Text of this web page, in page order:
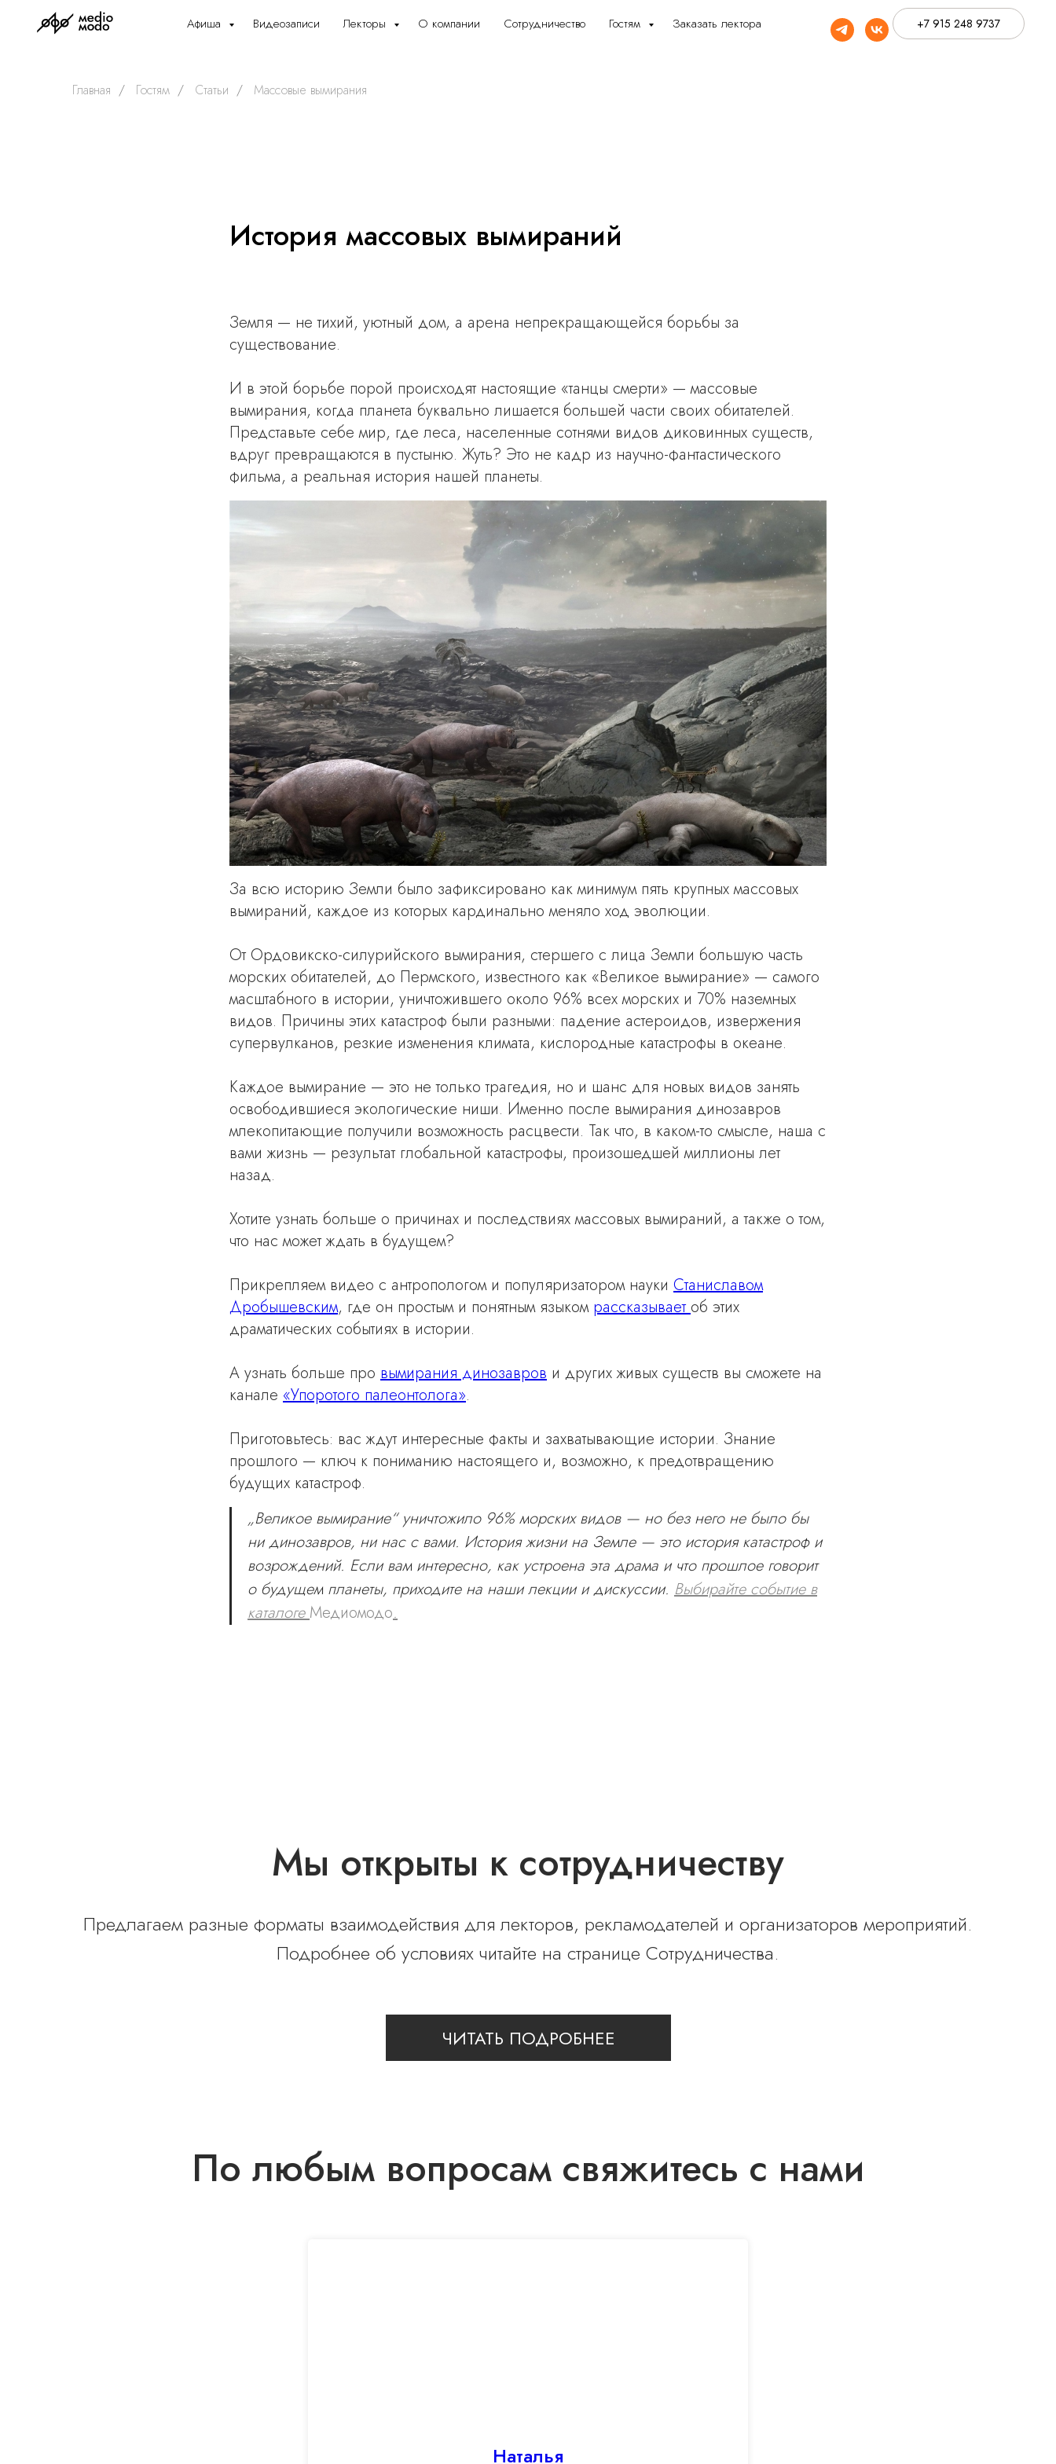
Афиша Видеозаписи Лекторы О компании Сотрудничество Гостям Заказать лектора +7 915 248 9737
Главная / Гостям / Статьи / Массовые вымирания
История массовых вымираний
Земля — не тихий, уютный дом, а арена непрекращающейся борьбы за
существование.
И в этой борьбе порой происходят настоящие «танцы смерти» — массовые
вымирания, когда планета буквально лишается большей части своих обитателей.
Представьте себе мир, где леса, населенные сотнями видов диковинных существ,
вдруг превращаются в пустыню. Жуть? Это не кадр из научно-фантастического
фильма, а реальная история нашей планеты.
За всю историю Земли было зафиксировано как минимум пять крупных массовых
вымираний, каждое из которых кардинально меняло ход эволюции.
От Ордовикско-силурийского вымирания, стершего с лица Земли большую часть
морских обитателей, до Пермского, известного как «Великое вымирание» — самого
масштабного в истории, уничтожившего около 96% всех морских и 70% наземных
видов. Причины этих катастроф были разными: падение астероидов, извержения
супервулканов, резкие изменения климата, кислородные катастрофы в океане.
Каждое вымирание — это не только трагедия, но и шанс для новых видов занять
освободившиеся экологические ниши. Именно после вымирания динозавров
млекопитающие получили возможность расцвести. Так что, в каком-то смысле, наша с
вами жизнь — результат глобальной катастрофы, произошедшей миллионы лет
назад.
Хотите узнать больше о причинах и последствиях массовых вымираний, а также о том,
что нас может ждать в будущем?
Прикрепляем видео с антропологом и популяризатором науки Станиславом
Дробышевским, где он простым и понятным языком рассказываетоб этих
драматических событиях в истории.
А узнать больше про вымирания динозавров и других живых существ вы сможете на
канале «Упоротого палеонтолога».
Приготовьтесь: вас ждут интересные факты и захватывающие истории. Знание
прошлого — ключ к пониманию настоящего и, возможно, к предотвращению
будущих катастроф.
„Великое вымирание“ уничтожило 96% морских видов — но без него не было бы
ни динозавров, ни нас с вами. История жизни на Земле — это история катастроф и
возрождений. Если вам интересно, как устроена эта драма и что прошлое говорит
о будущем планеты, приходите на наши лекции и дискуссии. Выбирайте событие в
каталогеМедиомодо.
Мы открыты к сотрудничеству
Предлагаем разные форматы взаимодействия для лекторов, рекламодателей и организаторов мероприятий.
Подробнее об условиях читайте на странице Сотрудничества.
ЧИТАТЬ ПОДРОБНЕЕ
По любым вопросам свяжитесь с нами
Наталья